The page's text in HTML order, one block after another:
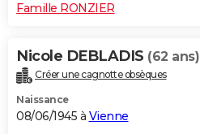
Famille RONZIER
Nicole DEBLADIS (62 ans)
Créer une cagnotte obsèques
Naissance
08/06/1945 à Vienne